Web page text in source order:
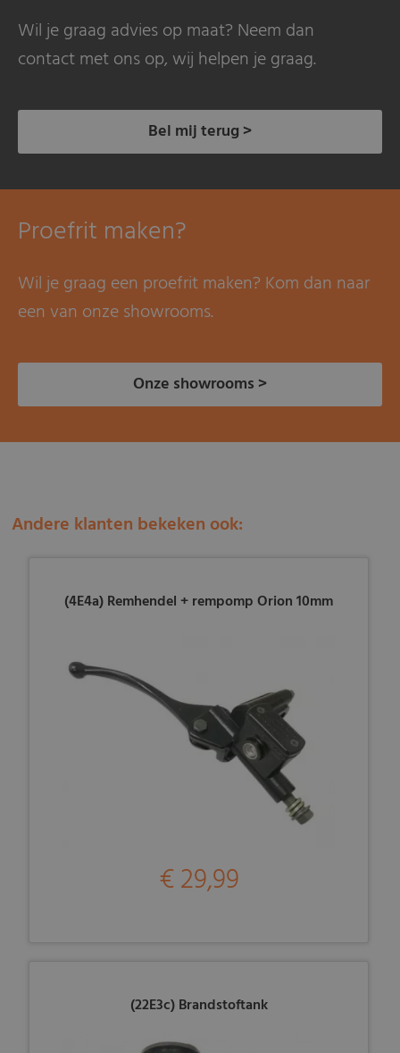
Wil je graag advies op maat? Neem dan
contact met ons op, wij helpen je graag.
Bel mij terug >
Proefrit maken?
Wil je graag een proefrit maken? Kom dan naar
een van onze showrooms.
Onze showrooms >
Andere klanten bekeken ook:
(4E4a) Remhendel + rempomp Orion 10mm
€ 29,99
(22E3c) Brandstoftank